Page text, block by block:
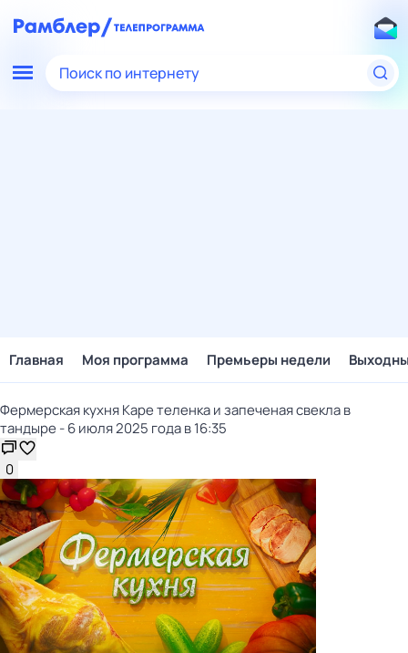
Поиск по интернету
Главная Моя программа Премьеры недели
Фермерская кухня Каре теленка и запеченая свекла в
тандыре - 6 июля 2025 года в 16:35
0